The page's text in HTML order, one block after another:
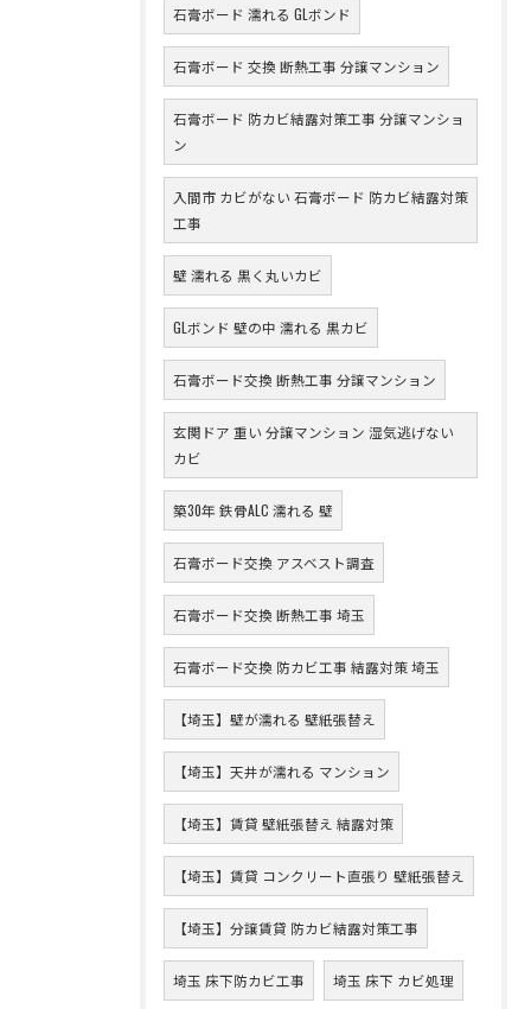
石膏ボード 濡れる GLボンド
石膏ボード 交換 断熱工事 分譲マンション
石膏ボード 防カビ結露対策工事 分譲マンショ
ン
入間市 カビがない 石膏ボード 防カビ結露対策
工事
壁 濡れる 黒く丸いカビ
GLボンド 壁の中 濡れる 黒カビ
石膏ボード交換 断熱工事 分譲マンション
玄関ドア 重い 分譲マンション 湿気逃げない
カビ
築30年 鉄骨ALC 濡れる 壁
石膏ボード交換 アスベスト調査
石膏ボード交換 断熱工事 埼玉
石膏ボード交換 防カビ工事 結露対策 埼玉
【埼玉】壁が濡れる 壁紙張替え
【埼玉】天井が濡れる マンション
【埼玉】賃貸 壁紙張替え 結露対策
【埼玉】賃貸 コンクリート直張り 壁紙張替え
【埼玉】分譲賃貸 防カビ結露対策工事
埼玉 床下防カビ工事 埼玉 床下 カビ処理